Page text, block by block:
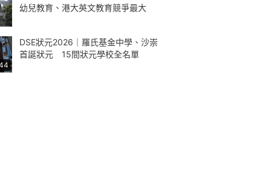
幼兒教育、港大英文教育競爭最大
DSE狀元2026｜羅氏基金中學、沙崇
首誕狀元 15間狀元學校全名單